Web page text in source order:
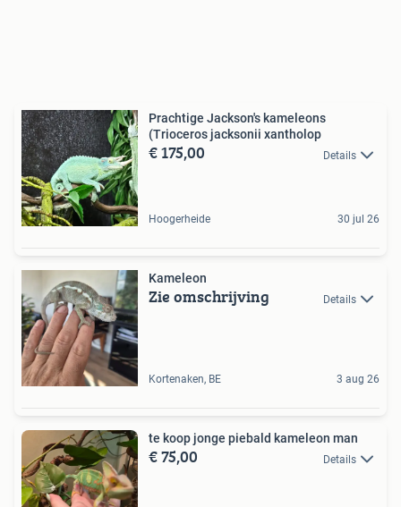
Prachtige Jackson's kameleons
(Trioceros jacksonii xantholop
€ 175,00 Details
Hoogerheide 30 jul 26
Kameleon
Zie omschrijving Details
Kortenaken, BE 3 aug 26
te koop jonge piebald kameleon man
€ 75,00 Details